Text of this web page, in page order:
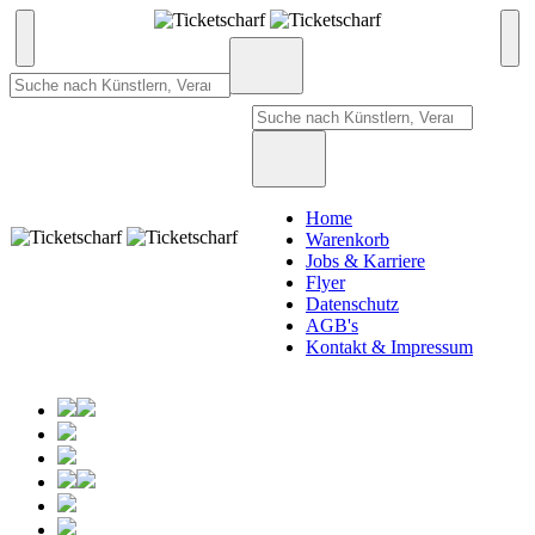
Home
Warenkorb
Jobs & Karriere
Flyer
Datenschutz
AGB's
Kontakt & Impressum